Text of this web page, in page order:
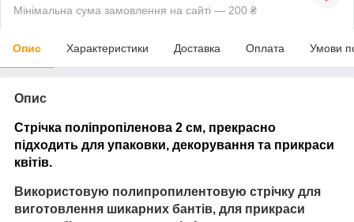
Мінімальна сума замовлення на сайті — 200 ₴
Опис Характеристики Доставка Оплата Умови
Опис
Стрічка поліпропіленова 2 см, прекрасно
підходить для упаковки, декорування та прикраси
квітів.
Використовую полипропилентовую стрічку для
виготовлення шикарних бантів, для прикраси